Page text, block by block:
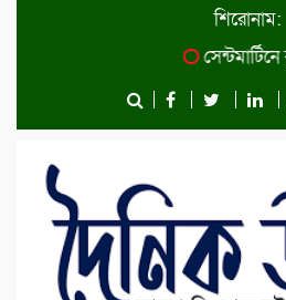
শিরোনাম:
সেন্টমার্টিনে